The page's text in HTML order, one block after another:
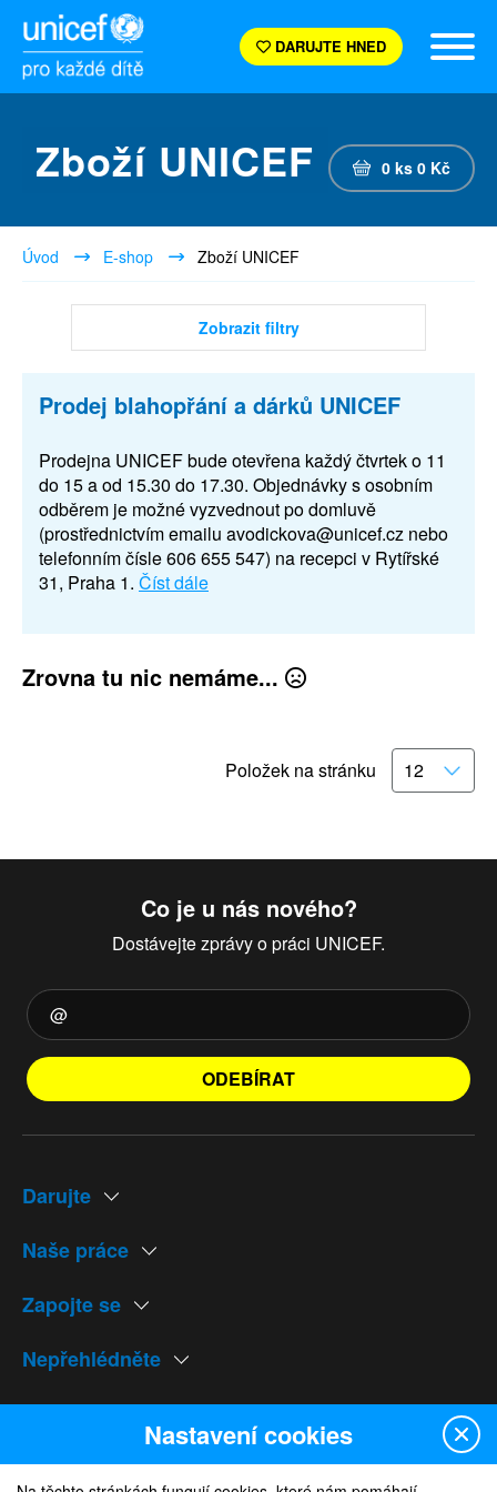
DARUJTE HNED
Zboží UNICEF 0 ks 0 Kč
Úvod E-shop Zboží UNICEF
Zobrazit filtry
Prodej blahopřání a dárků UNICEF
Prodejna UNICEF bude otevřena každý čtvrtek o 11
do 15 a od 15.30 do 17.30. Objednávky s osobním
odběrem je možné vyzvednout po domluvě
(prostřednictvím emailu avodickova@unicef.cz nebo
telefonním čísle 606 655 547) na recepci v Rytířské
31, Praha 1. Číst dále
Zrovna tu nic nemáme...
Položek na stránku
Co je u nás nového?
Dostávejte zprávy o práci UNICEF.
ODEBÍRAT
Darujte
Naše práce
Zapojte se
Nepřehlédněte
Naše weby
Nastavení cookies